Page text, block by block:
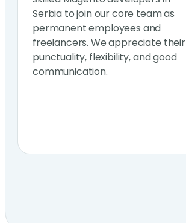
Serbia to join our core team as
permanent employees and
freelancers. We appreciate their
punctuality, flexibility, and good
communication.